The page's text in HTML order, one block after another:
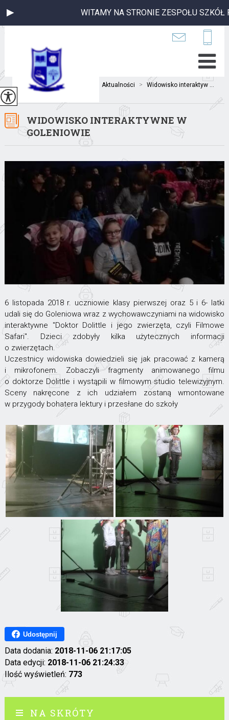
WITAMY NA STRONIE ZESPOŁU SZKÓŁ
Jesteś tutaj: Aktualności > Widowisko interaktyw ...
WIDOWISKO INTERAKTYWNE W
GOLENIOWIE
6 listopada 2018 r. uczniowie klasy pierwszej oraz 5 i 6- latki
udali się do Goleniowa wraz z wychowawczyniami na widowisko
interaktywne "Doktor Dolittle i jego zwierzęta, czyli Filmowe
Safari". Dzieci zdobyły kilka użytecznych informacji
o zwierzętach.
Uczestnicy widowiska dowiedzieli się jak pracować z kamerą
i mikrofonem. Zobaczyli fragmenty animowanego filmu
o doktorze Dolittle i wystąpili w filmowym studio telewizyjnym.
Sceny nakręcone z ich udziałem zostaną wmontowane
w przygody bohatera lektury i przesłane do szkoły
Udostępnij
Data dodania: 2018-11-06 21:17:05
Data edycji: 2018-11-06 21:24:33
Ilość wyświetleń: 773
NA SKRÓTY